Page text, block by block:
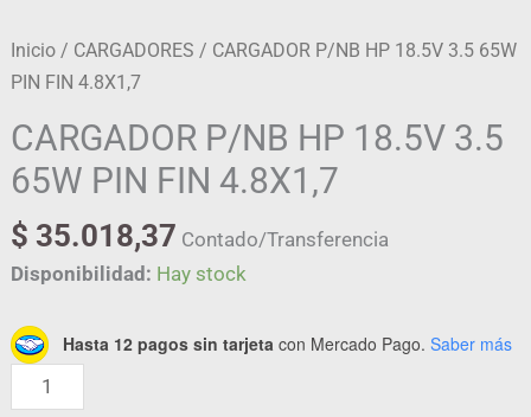
Inicio / CARGADORES / CARGADOR P/NB HP 18.5V 3.5 65W
PIN FIN 4.8X1,7
CARGADOR P/NB HP 18.5V 3.5
65W PIN FIN 4.8X1,7
$ 35.018,37 Contado/Transferencia
Disponibilidad: Hay stock
Hasta 12 pagos sin tarjeta con Mercado Pago. Saber más